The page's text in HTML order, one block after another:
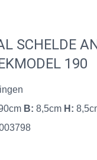
SCHELDE
190
B: 8,5cm H: